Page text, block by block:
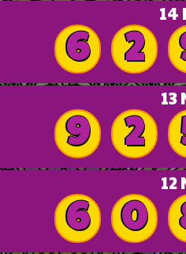
14
6 2
13
9 2
12
6 0